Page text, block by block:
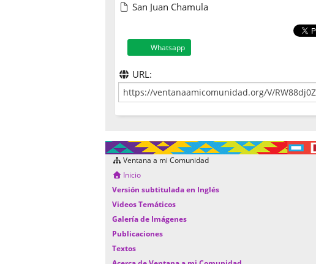
San Juan Chamula
Whatsapp
URL:
Ventana a mi Comunidad
Inicio
Versión subtitulada en Inglés
Videos Temáticos
Galería de Imágenes
Publicaciones
Textos